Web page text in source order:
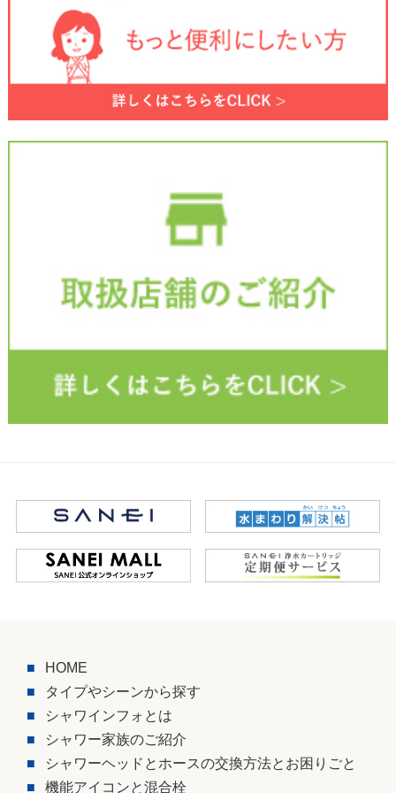
HOME
タイプやシーンから探す
シャワインフォとは
シャワー家族のご紹介
シャワーヘッドとホースの交換方法とお困りごと
機能アイコンと混合栓